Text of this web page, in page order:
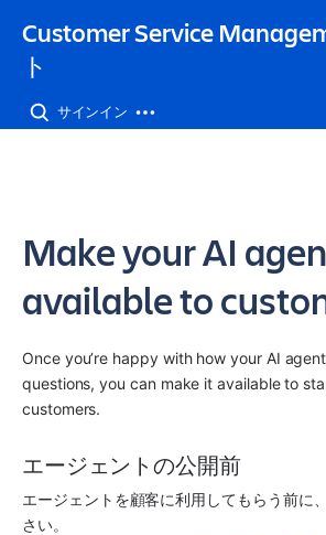
Customer Service
ト
サインイン
Make your AI
available to
Once you’re happy with how your AI
questions, you can make it available to
customers.
エージェントの公開前
エージェントを顧客に利用してもらう前に
さい。